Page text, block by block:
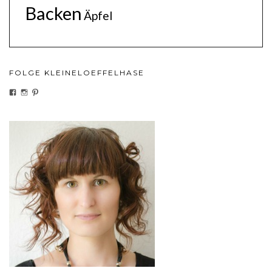
Backen Äpfel
FOLGE KLEINELOEFFELHASE
PROFIL
FACEBOOK
PROFIL
INSTAGRAM
ANZEIGEN
PINTEREST
ANZEIGEN